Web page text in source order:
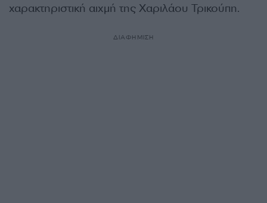
χαρακτηριστική αιχμή της Χαριλάου Τρικούπη.
ΔΙΑΦΗΜΙΣΗ